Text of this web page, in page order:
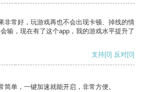
非常好，玩游戏再也不会出现卡顿、掉线的情
输，现在有了这个app，我的游戏水平提升了
支持[0] 反对[0]
简单，一键加速就能开启，非常方便。